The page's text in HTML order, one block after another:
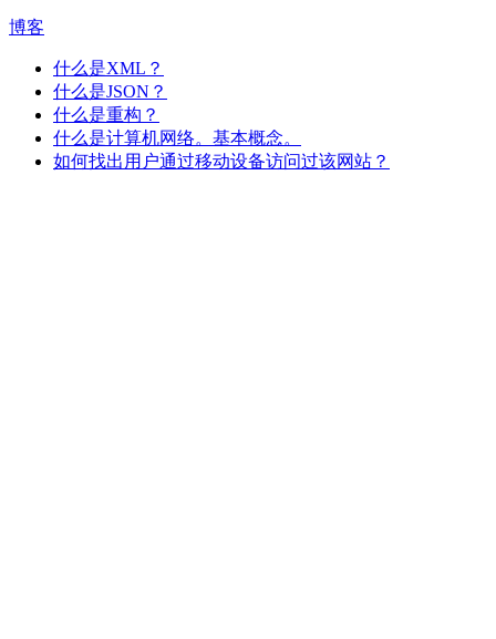
博客
什么是XML？
什么是JSON？
什么是重构？
什么是计算机网络。基本概念。
如何找出用户通过移动设备访问过该网站？